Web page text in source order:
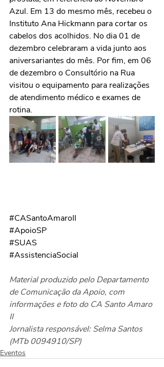
Azul. Em 13 do mesmo mês, recebeu o
Instituto Ana Hickmann para cortar os
cabelos dos acolhidos. No dia 01 de
dezembro celebraram a vida junto aos
aniversariantes do mês. Por fim, em 06
de dezembro o Consultório na Rua
visitou o equipamento para realizações
de atendimento médico e exames de
rotina.
#CASantoAmaroII
#ApoioSP
#SUAS
#AssistenciaSocial
Material produzido pelo Departamento
de Comunicação da Apoio, com
informações e foto do CA Santo Amaro
II
Jornalista responsável: Selma Santos
(MTb 0094910/SP)
Eventos